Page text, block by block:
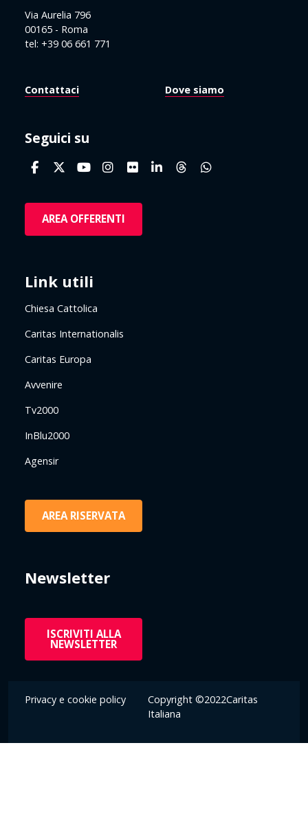
Via Aurelia 796
00165 - Roma
tel: +39 06 661 771
Contattaci Dove siamo
Seguici su
AREA OFFERENTI
Link utili
Chiesa Cattolica
Caritas Internationalis
Caritas Europa
Avvenire
Tv2000
InBlu2000
Agensir
AREA RISERVATA
Newsletter
ISCRIVITI ALLA
NEWSLETTER
Privacy e cookie policy
Copyright ©2022Caritas
Italiana